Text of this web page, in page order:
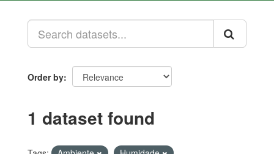
Order by
1 dataset found